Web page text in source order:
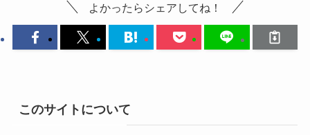
よかったらシェアしてね！
このサイトについて